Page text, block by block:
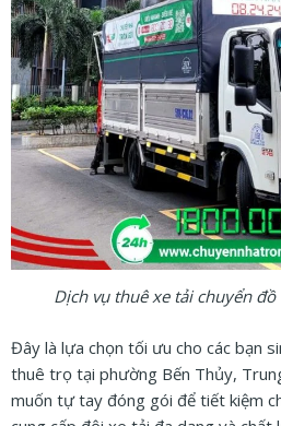
Dịch vụ thuê xe tải chuyển
Đây là lựa chọn tối ưu cho các bạn
thuê trọ tại phường Bến Thủy,
muốn tự tay đóng gói để tiết kiệm